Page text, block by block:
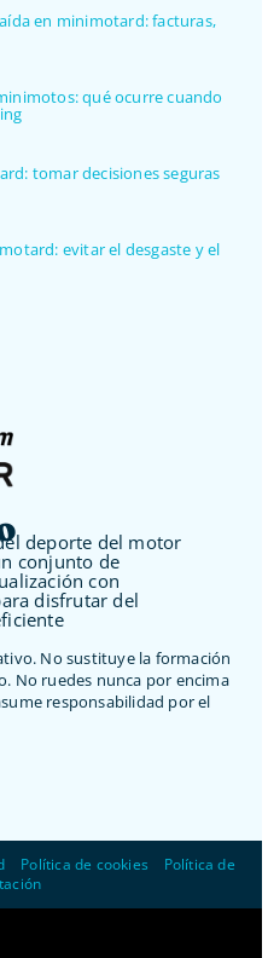
en minimotard: facturas,
qué ocurre cuando
tomar decisiones seguras
evitar el desgaste y el
deporte del motor
conjunto de
con
disfrutar del
No sustituye la formación
No ruedes nunca por encima
responsabilidad por el
Política de cookies
Política de